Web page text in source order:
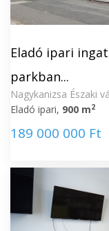
Eladó ipari
parkban...
Nagykanizsa Északi
Eladó ipari, 900 m2
189 000 000 Ft